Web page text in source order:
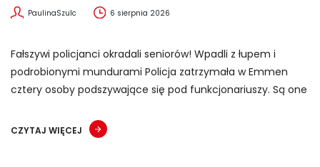
PaulinaSzulc 6 sierpnia 2026
Fałszywi policjanci okradali seniorów! Wpadli z łupem i
podrobionymi mundurami Policja zatrzymała w Emmen
cztery osoby podszywające się pod funkcjonariuszy. Są one
CZYTAJ WIĘCEJ